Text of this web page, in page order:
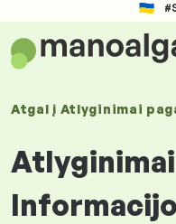
Atgal į Atlyginimai